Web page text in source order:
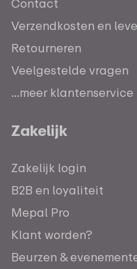
Contact
Verzendkosten en
Retourneren
Veelgestelde vragen
...meer klantenservice
Zakelijk
Zakelijk login
B2B en loyaliteit
Mepal Pro
Klant worden?
Beurzen &